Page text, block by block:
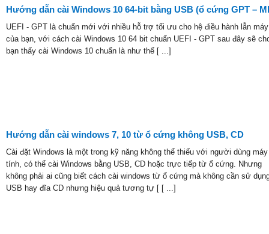
Hướng dẫn cài Windows 10 64-bit bằng USB (ổ cứng GPT –
UEFI - GPT là chuẩn mới với nhiều hỗ trợ tối ưu cho hệ điều hành lẫn
của bạn, với cách cài Windows 10 64 bit chuẩn UEFI - GPT sau đây sẽ
bạn thấy cài Windows 10 chuẩn là như thế [ ...]
Hướng dẫn cài windows 7, 10 từ ổ cứng không USB, CD
Cài đặt Windows là một trong kỹ năng không thể thiếu với người dùng máy
tính, có thể cài Windows bằng USB, CD hoặc trực tiếp từ ổ cứng. Nhưng
không phải ai cũng biết cách cài windows từ ổ cứng mà không cần sử
USB hay đĩa CD nhưng hiệu quả tương tự [ [ ...]